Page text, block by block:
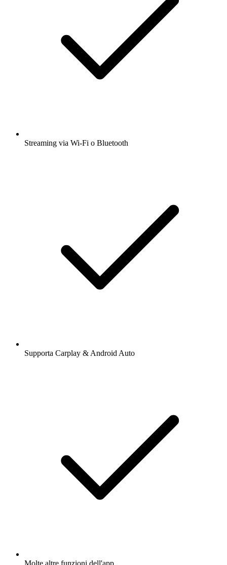
Streaming via Wi-Fi o Bluetooth
Supporta Carplay & Android Auto